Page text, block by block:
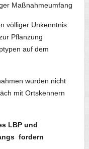
Maßnahmeumfang
völliger Unkenntnis
Pflanzung
auf dem
wurden nicht
mit Ortskennern
LBP und
fordern